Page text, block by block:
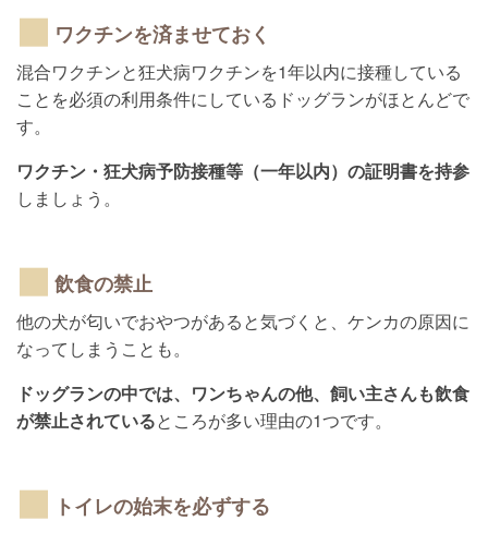
ワクチンを済ませておく
混合ワクチンと狂犬病ワクチンを1年以内に接種している
ことを必須の利用条件にしているドッグランがほとんどで
す。
ワクチン・狂犬病予防接種等（一年以内）の証明書を持参
しましょう。
飲食の禁止
他の犬が匂いでおやつがあると気づくと、ケンカの原因に
なってしまうことも。
ドッグランの中では、ワンちゃんの他、飼い主さんも飲食
が禁止されているところが多い理由の1つです。
トイレの始末を必ずする